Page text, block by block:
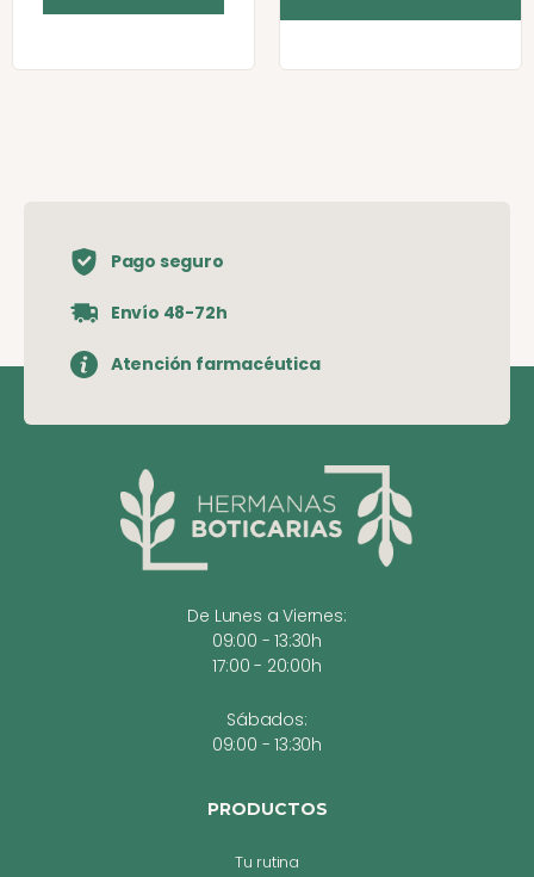
Pago seguro
Envío 48-72h
Atención farmacéutica
De Lunes a Viernes:
09:00 - 13:30h
17:00 - 20:00h
Sábados:
09:00 - 13:30h
PRODUCTOS
Tu rutina